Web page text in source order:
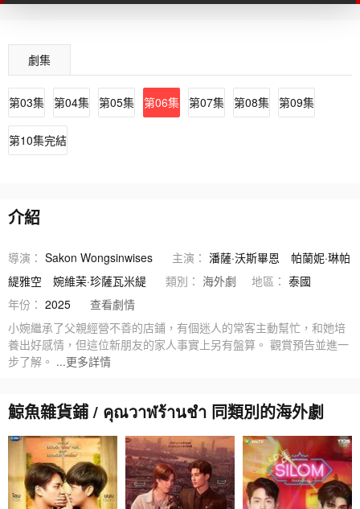
劇集
第03集 第04集 第05集 第06集 第07集 第08集 第09集
第10集完結
介紹
導演： Sakon Wongsinwises 主演： 潘薩·沃斯畢恩
帕蘭妮·琳帕
緹雅空
婉維茉·珍薩瓦米緹 類別： 海外劇 地區： 泰國
年份： 2025
查看劇情
小婉繼承了父親經營不善的店鋪，有個迷人的常客主動幫忙，和她培
養出好感情，但這位新朋友的家人事實上另有盤算。 觀賞預告並進一
步了解。 ...更多詳情
鯨魚雜貨鋪 / คุณวาฬร้านชำ 同類別的海外劇